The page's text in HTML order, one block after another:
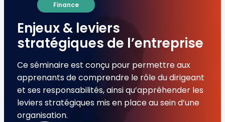
Finance
Enjeux & leviers
stratégiques de l’entreprise
Ce séminaire est conçu pour permettre aux
apprenants de comprendre le rôle du dirigeant
et ses responsabilités, ainsi qu’appréhender les
leviers stratégiques mis en place au sein d’une
organisation.